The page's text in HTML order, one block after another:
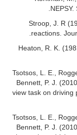
Stroop, J. R
reactions.
Heaton, R. K.
Tsotsos, L. E.,
Bennett, P. J.
view task on driving
Tsotsos, L. E.,
Bennett, P. J.